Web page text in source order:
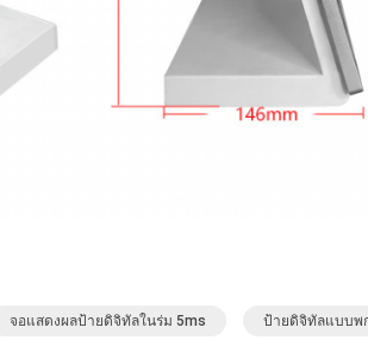
จอแสดงผลป้ายดิจิทัลในร่ม 5ms ป้ายดิจิทัลแบบพ